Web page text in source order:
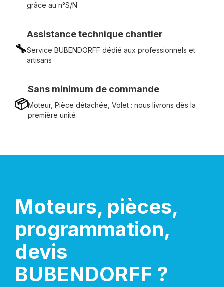
grâce au n°S/N
🔧
Assistance technique chantier
Service BUBENDORFF dédié aux professionnels et
artisans
📦
Sans minimum de commande
Moteur, Pièce détachée, Volet : nous livrons dès la
première unité
Moteurs, pièces,
programmation,
devis
BUBENDORFF ?